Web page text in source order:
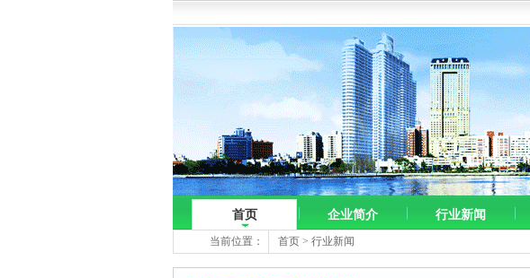
首页 企业简介 行业新闻
当前位置： 首页 > 行业新闻